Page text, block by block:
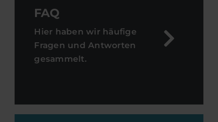
FAQ
Hier haben wir häufige
Fragen und Antworten
gesammelt.